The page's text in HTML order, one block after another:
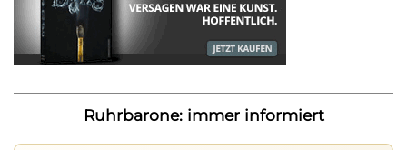
Ruhrbarone: immer informiert